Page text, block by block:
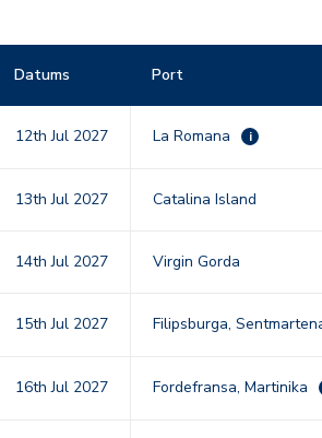
Datums Port
12th Jul 2027 La Romana i
13th Jul 2027 Catalina Island
14th Jul 2027 Virgin Gorda
15th Jul 2027 Filipsburga,
16th Jul 2027 Fordefransa, Martinika